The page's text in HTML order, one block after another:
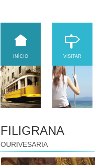
INÍCIO VISITAR
FILIGRANA
OURIVESARIA